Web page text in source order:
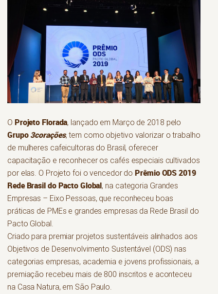
O Projeto Florada, lançado em Março de 2018 pelo
Grupo3corações, tem como objetivo valorizar o trabalho
de mulheres cafeicultoras do Brasil, oferecer
capacitação e reconhecer os cafés especiais cultivados
por elas. O Projeto foi o vencedor doPrêmio ODS 2019
Rede Brasil do Pacto Global, na categoria Grandes
Empresas – Eixo Pessoas, que reconheceu boas
práticas de PMEs e grandes empresas da Rede Brasil do
Pacto Global.
Criado para premiar projetos sustentáveis alinhados aos
Objetivos de Desenvolvimento Sustentável (ODS) nas
categorias empresas, academia e jovens profissionais, a
premiação recebeu mais de 800 inscritos e aconteceu
na Casa Natura, em São Paulo.